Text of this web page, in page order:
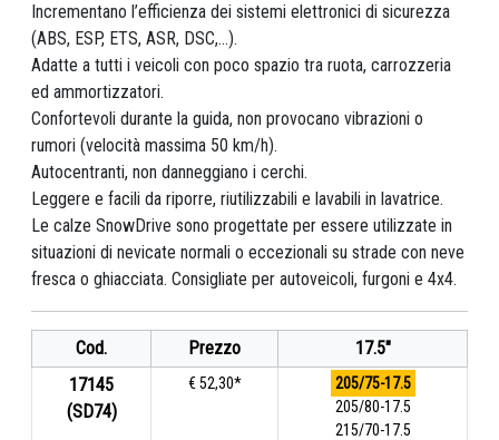
Incrementano l’efficienza dei sistemi elettronici di sicurezza
(ABS, ESP, ETS, ASR, DSC,...).
Adatte a tutti i veicoli con poco spazio tra ruota, carrozzeria
ed ammortizzatori.
Confortevoli durante la guida, non provocano vibrazioni o
rumori (velocità massima 50 km/h).
Autocentranti, non danneggiano i cerchi.
Leggere e facili da riporre, riutilizzabili e lavabili in lavatrice.
Le calze SnowDrive sono progettate per essere utilizzate in
situazioni di nevicate normali o eccezionali su strade con neve
fresca o ghiacciata. Consigliate per autoveicoli, furgoni e 4x4.
Cod. Prezzo
17.5"
17145
(SD74)
€ 52,30*
205/75-17.5
205/80-17.5
215/70-17.5